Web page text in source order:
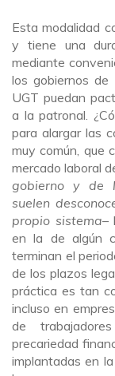
Esta modalidad
y tiene una
mediante
los gobiernos de
UGT puedan
a la patronal.
para alargar las
muy común, que
mercado laboral
gobierno y de
suelen
propio sistema–
en la de algún
terminan el
de los plazos
práctica es tan
incluso en
de
precariedad
implantadas en